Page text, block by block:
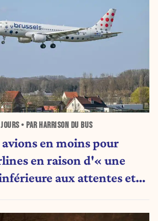
• PAR HARRISON DU BUS
en moins pour
en raison d'« une
aux attentes et